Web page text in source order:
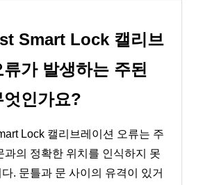
Smart Lock 캘리브
가 발생하는 주된
엇인가요?
Lock 캘리브레이션 오류는 주
과의 정확한 위치를 인식하지 못
. 문틀과 문 사이의 유격이 있거